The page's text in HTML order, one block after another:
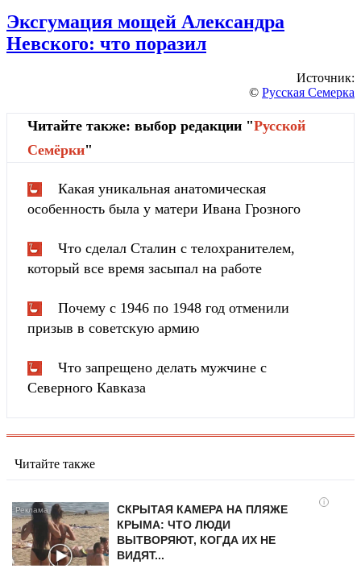
Эксгумация мощей Александра
Невского: что поразил
Источник:
© Русская Семерка
Читайте также: выбор редакции "Русской
Cемёрки"
Какая уникальная анатомическая
особенность была у матери Ивана Грозного
Что сделал Сталин с телохранителем,
который все время засыпал на работе
Почему с 1946 по 1948 год отменили
призыв в советскую армию
Что запрещено делать мужчине с
Северного Кавказа
Читайте также
i
СКРЫТАЯ КАМЕРА НА ПЛЯЖЕ
КРЫМА: ЧТО ЛЮДИ
ВЫТВОРЯЮТ, КОГДА ИХ НЕ
ВИДЯТ...